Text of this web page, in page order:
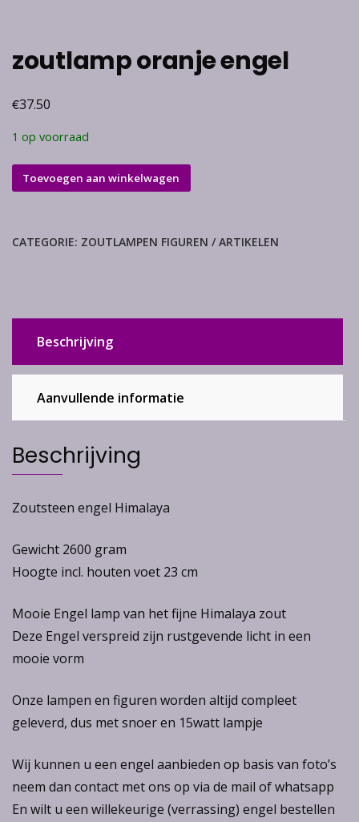
zoutlamp oranje engel
€37.50
1 op voorraad
zoutlamp
oranje
Toevoegen aan winkelwagen
CATEGORIE: ZOUTLAMPEN FIGUREN / ARTIKELEN
Beschrijving
Aanvullende informatie
Beschrijving
Zoutsteen engel Himalaya
Gewicht 2600 gram
Hoogte incl. houten voet 23 cm
Mooie Engel lamp van het fijne Himalaya zout
Deze Engel verspreid zijn rustgevende licht in een
mooie vorm
Onze lampen en figuren worden altijd compleet
geleverd, dus met snoer en 15watt lampje
Wij kunnen u een engel aanbieden op basis van foto’s
neem dan contact met ons op via de mail of whatsapp
En wilt u een willekeurige (verrassing) engel bestellen